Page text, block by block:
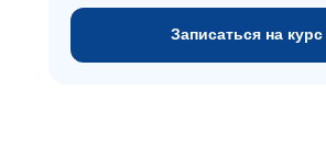
Записаться на курс